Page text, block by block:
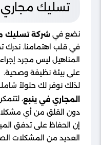
تسليك مجاري
نضع في شركة تسليك
في قلب اهتمامنا. ندرك
المناهيل ليس مجرد
على بيئة نظيفة وصحية.
لذلك نوفر لك حلولاً
المجاري في ينبع،
دون القلق من أي
إن الحفاظ على تدفق
العديد من المشكلات